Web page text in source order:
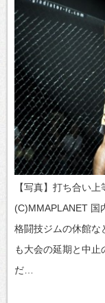
【写真】打ち合い
(C)MMAPLANET 国
格闘技ジムの休館な
も大会の延期と中
だ…